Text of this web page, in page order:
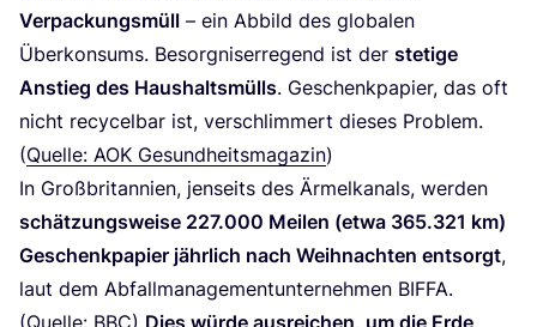
Ver­pa­ckungs­müll – ein Abbild des glo­ba­len
Über­kon­sums. Besorg­nis­er­re­gend ist der ste­ti­ge
Anstieg des Haus­halts­mülls. Geschenk­pa­pier, das oft
nicht recy­cel­bar ist, ver­schlim­mert die­ses Pro­blem.
(Quel­le: AOK Gesund­heits­ma­ga­zin)
In Groß­bri­tan­ni­en, jen­seits des Ärmel­ka­nals, wer­den
schät­zungs­wei­se 227.000 Mei­len (etwa 365.321 km)
Geschenk­pa­pier jähr­lich nach Weih­nach­ten ent­sorgt,
laut dem Abfall­ma­nage­ment­un­ter­neh­men BIF­FA.
(Quel­le: BBC) Dies wür­de aus­rei­chen, um die Erde